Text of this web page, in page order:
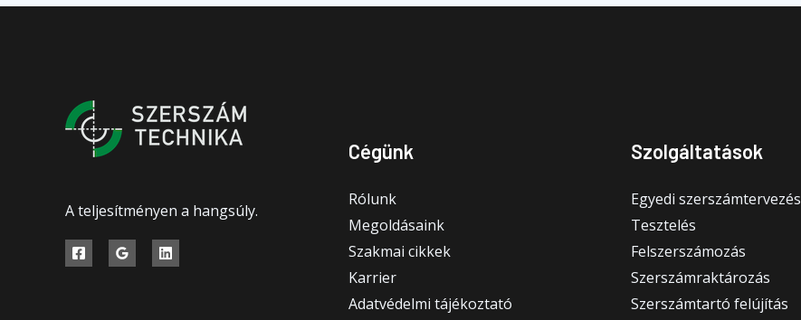
A teljesítményen a hangsúly.
Cégünk
Rólunk
Megoldásaink
Szakmai cikkek
Karrier
Adatvédelmi tájékoztató
Szolgáltatások
Egyedi szerszámtervezés
Tesztelés
Felszerszámozás
Szerszámraktározás
Szerszámtartó felújítás